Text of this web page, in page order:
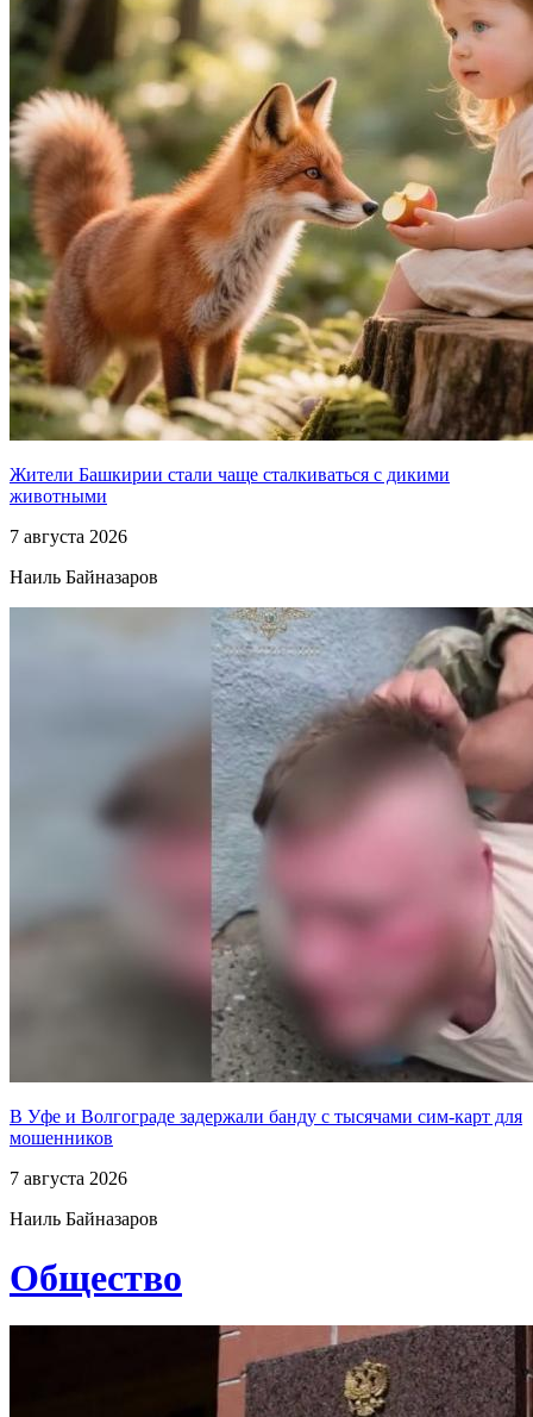
Жители Башкирии стали чаще сталкиваться с дикими
животными
7 августа 2026
Наиль Байназаров
В Уфе и Волгограде задержали банду с тысячами сим-карт для
мошенников
7 августа 2026
Наиль Байназаров
Общество